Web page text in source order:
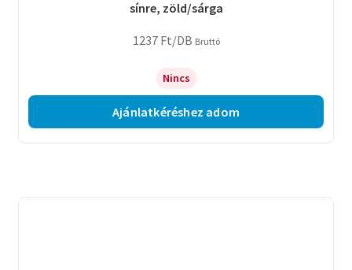
sínre, zöld/sárga
1237 Ft/DB Bruttó
Nincs
Ajánlatkéréshez adom